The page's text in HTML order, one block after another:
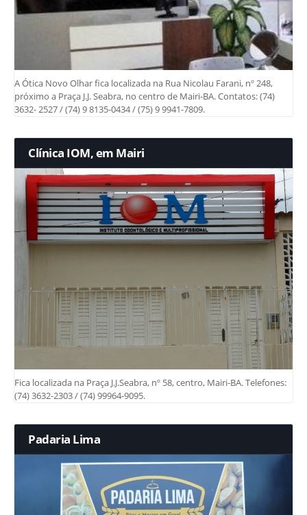
A Ótica Novo Olhar fica localizada na Rua Nicolau Farani, nº 248,
próximo a Praça J.J. Seabra, no centro de Mairi-BA. Contatos: (74)
3632- 2527 / (74) 9 8135-0434 / (75) 9 9941-7809.
Clínica IOM, em Mairi
Fica localizada na Praça J.J.Seabra, nº 58, centro, Mairi-BA. Telefones:
(74) 3632-2303 / (74) 99964-9095.
Padaria Lima